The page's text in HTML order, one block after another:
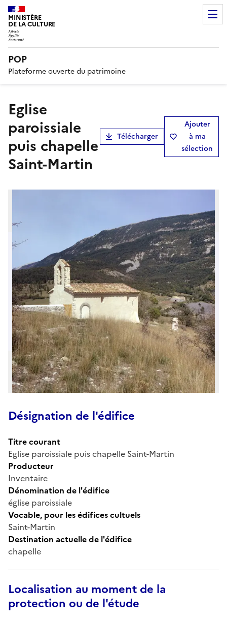
MINISTÈRE
DE LA CULTURE
POP
Plateforme ouverte du patrimoine
Eglise
paroissiale
puis chapelle
Saint-Martin
Télécharger
Ajouter
à ma
sélection
Désignation de l'édifice
Titre courant
Eglise paroissiale puis chapelle Saint-Martin
Producteur
Inventaire
Dénomination de l'édifice
église paroissiale
Vocable, pour les édifices cultuels
Saint-Martin
Destination actuelle de l'édifice
chapelle
Localisation au moment de la
protection ou de l'étude